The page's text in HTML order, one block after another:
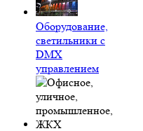
Оборудование,
светильники с
DMX
управлением